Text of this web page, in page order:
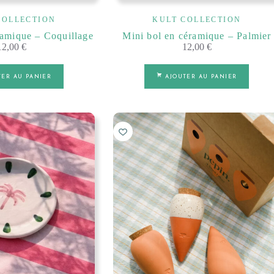
– Coquillage
€
AU PANIER
KULT COLLECTION
Mini bol en céramique – Palmier
12,00 €
AJOUTER AU PANIER